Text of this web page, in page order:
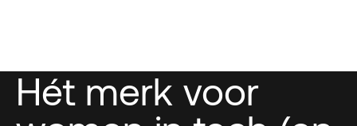
Hét merk voor